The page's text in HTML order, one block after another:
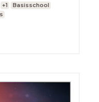
+1
Basisschool